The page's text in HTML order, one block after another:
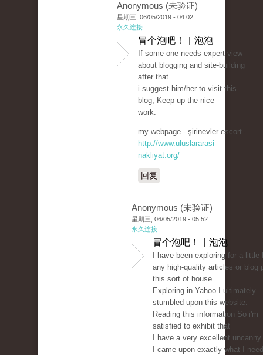
Anonymous (未验证)
星期三, 06/05/2019 - 04:02
永久连接
冒个泡吧！ | 泡泡
If some one needs expert view
about blogging and site-building
after that
i suggest him/her to visit this
blog, Keep up the nice
work.
my webpage - şirinevler escort -
http://www.uluslararasi-
nakliyat.org/
回复
Anonymous (未验证)
星期三, 06/05/2019 - 05:52
永久连接
冒个泡吧！ | 泡泡
I have been exploring for a little
any high-quality articles or blog
this sort of house .
Exploring in Yahoo I ultimately
stumbled upon this website.
Reading this information So i'm
satisfied to exhibit that
I have a very excellent
I came upon exactly what I